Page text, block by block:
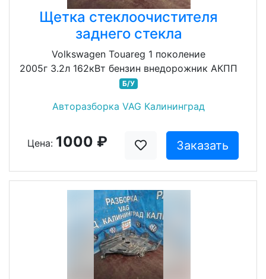
Щетка стеклоочистителя
заднего стекла
Volkswagen Touareg 1 поколение
2005г 3.2л 162кВт бензин внедорожник АКПП
Б/У
Авторазборка VAG Калининград
Цена: 1000 ₽ Заказать